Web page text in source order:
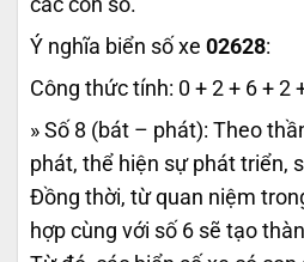
Ý nghĩa biển số xe 02628:
Công thức tính: 0 + 2 + 6 + 2
» Số 8 (bát – phát): Theo
phát, thể hiện sự phát triển,
Đồng thời, từ quan niệm
hợp cùng với số 6 sẽ tạo